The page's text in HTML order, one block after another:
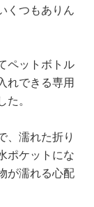
くつもありん
ペットボトル
れできる専用
。
、濡れた折り
ポケットにな
が濡れる心配